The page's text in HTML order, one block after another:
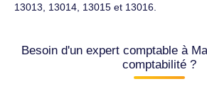
13013, 13014, 13015 et 13016.
Besoin d'un expert comptable à
comptabilité ?